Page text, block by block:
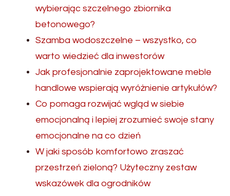
wybierając szczelnego zbiornika
betonowego?
Szamba wodoszczelne – wszystko, co
warto wiedzieć dla inwestorów
Jak profesjonalnie zaprojektowane meble
handlowe wspierają wyróżnienie artykułów?
Co pomaga rozwijać wgląd w siebie
emocjonalną i lepiej zrozumieć swoje stany
emocjonalne na co dzień
W jaki sposób komfortowo zraszać
przestrzeń zieloną? Użyteczny zestaw
wskazówek dla ogrodników